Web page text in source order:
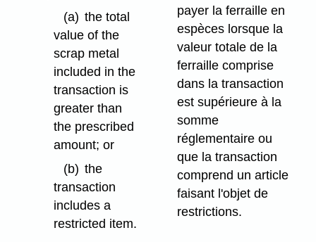
(a) the total
value of the
scrap metal
included in the
transaction is
greater than
the prescribed
amount; or
(b) the
transaction
includes a
restricted item.
payer la ferraille en
espèces lorsque la
valeur totale de la
ferraille comprise
dans la transaction
est supérieure à la
somme
réglementaire ou
que la transaction
comprend un article
faisant l'objet de
restrictions.